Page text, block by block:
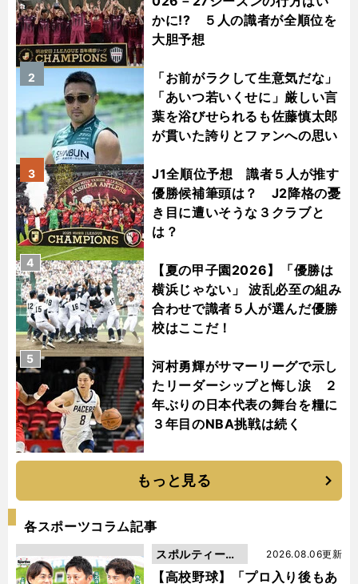
かに!? ５人の識者が全順位を
大胆予想
「お前がラクして生意気だな」
「あいつ若いくせに」厳しい言
葉を浴びせられるも佐藤慎太郎
が貫いた誇りとファンへの思い
2
J1全順位予想 識者５人が推す
優勝候補筆頭は？ J2降格の憂
き目に遭いそうな３クラブと
は？
3
【夏の甲子園2026】「優勝は
横浜じゃない」 波乱必至の組み
合わせで識者５人が選んだ優勝
校はここだ！
4
河村勇輝がサマーリーグで示し
たリーダーシップと悔し涙 ２
年ぶりの日本代表の舞台を糧に
３年目のNBA挑戦は続く
5
もっと見る
各スポーツコラム記事
【高校野球】「プロ入り後もあ
2026.08.06更新
スポルティーバ
動画